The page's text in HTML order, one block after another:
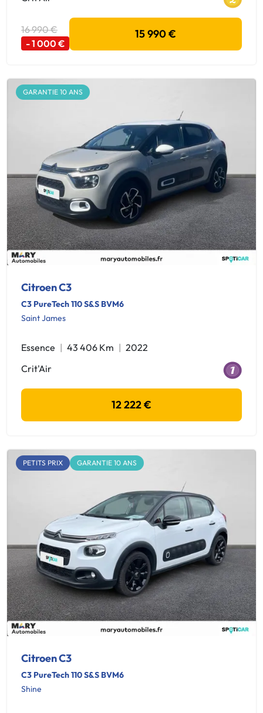
16 990 €
- 1 000 €
15 990 €
GARANTIE 10 ANS
Citroen C3
C3 PureTech 110 S&S BVM6
Saint James
Essence 43 406 Km
2022
Crit'Air
12 222 €
PETITS PRIX GARANTIE 10 ANS
Citroen C3
C3 PureTech 110 S&S BVM6
Shine